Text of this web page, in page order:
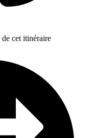
de cet itinéraire